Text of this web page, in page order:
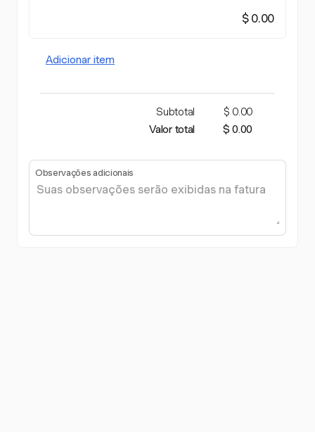
$ 0.00
Adicionar item
Subtotal
$ 0.00
Valor total
$ 0.00
Observações adicionais